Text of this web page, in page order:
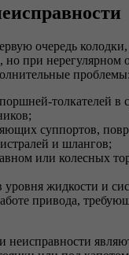
очередь
но при нерегулярном
проблемы:
толкателей в
суппортов,
и шлангов;
или колесных
уровня жидкости и
привода,